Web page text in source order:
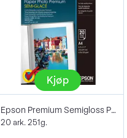
Kjøp
Epson Premium Semigloss Photo Paper A4
20 ark. 251g.